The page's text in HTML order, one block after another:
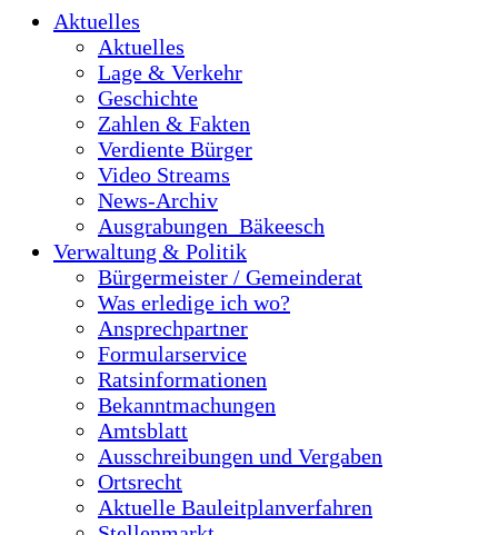
Aktuelles
Aktuelles
Lage & Verkehr
Geschichte
Zahlen & Fakten
Verdiente Bürger
Video Streams
News-Archiv
Ausgrabungen_Bäkeesch
Verwaltung & Politik
Bürgermeister / Gemeinderat
Was erledige ich wo?
Ansprechpartner
Formularservice
Ratsinformationen
Bekanntmachungen
Amtsblatt
Ausschreibungen und Vergaben
Ortsrecht
Aktuelle Bauleitplanverfahren